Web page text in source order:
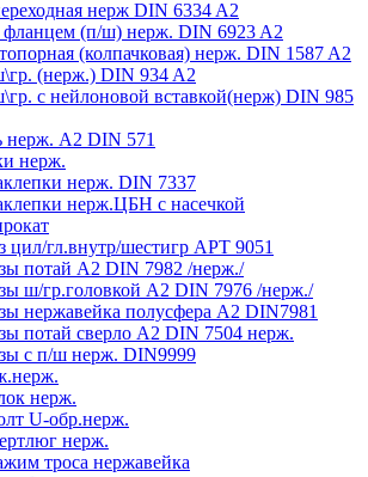
нерж DIN 6334 A2
фланцем (п/ш) нерж. DIN 6923 A2
(колпачковая) нерж. DIN 1587 A2
(нерж.) DIN 934 A2
с нейлоновой вставкой(нерж) DIN 985
нерж. А2 DIN 571
нерж.
нерж. DIN 7337
нерж.ЦБН с насечкой
цил/гл.внутр/шестигр АРТ 9051
потай А2 DIN 7982 /нерж./
ш/гр.головкой А2 DIN 7976 /нерж./
нержавейка полусфера А2 DIN7981
потай сверло А2 DIN 7504 нерж.
с п/ш нерж. DIN9999
нерж.
U-обр.нерж.
нерж.
троса нержавейка